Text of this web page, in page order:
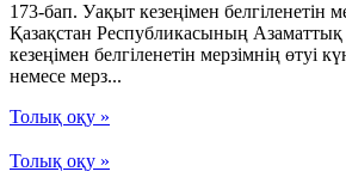
173-бап. Уақыт кезеңiмен белгiленетiн
Қазақстан Республикасының
кезеңiмен белгiленетiн мерзiмнiң өтуi
немесе мерз...
Толық оқу »
Толық оқу »